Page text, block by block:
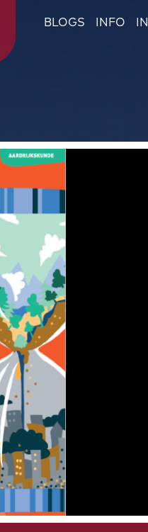
BLOGS INFO
bij de leerstof
2026!
Het